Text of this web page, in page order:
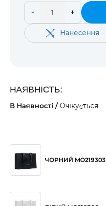
- +
Нанесення
НАЯВНІСТЬ:
В Наявності /Очікується
ЧОРНИЙ MO219303